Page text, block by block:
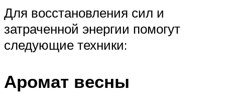
Для восстановления сил и
затраченной энергии помогут
следующие техники:
Аромат весны